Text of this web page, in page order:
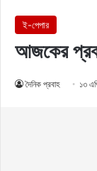
ই-পেপার
আজকের
দৈনিক প্রবাহ ১৩